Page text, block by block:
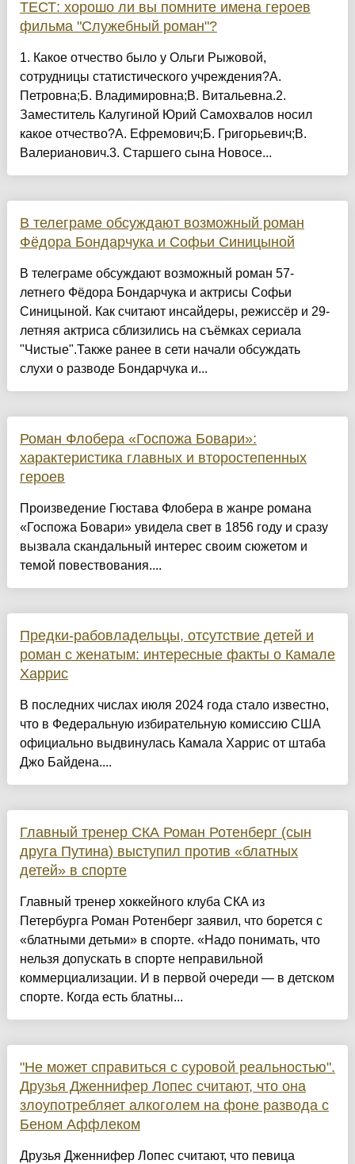
ТЕСТ: хорошо ли вы помните имена героев
фильма "Служебный роман"?
1. Какое отчество было у Ольги Рыжовой,
сотрудницы статистического учреждения?А.
Петровна;Б. Владимировна;В. Витальевна.2.
Заместитель Калугиной Юрий Самохвалов носил
какое отчество?А. Ефремович;Б. Григорьевич;В.
Валерианович.3. Старшего сына Новосе...
В телеграме обсуждают возможный роман
Фёдора Бондарчука и Софьи Синицыной
В телеграме обсуждают возможный роман 57-
летнего Фёдора Бондарчука и актрисы Софьи
Синицыной. Как считают инсайдеры, режиссёр и 29-
летняя актриса сблизились на съёмках сериала
"Чистые".Также ранее в сети начали обсуждать
слухи о разводе Бондарчука и...
Роман Флобера «Госпожа Бовари»:
характеристика главных и второстепенных
героев
Произведение Гюстава Флобера в жанре романа
«Госпожа Бовари» увидела свет в 1856 году и сразу
вызвала скандальный интерес своим сюжетом и
темой повествования....
Предки-рабовладельцы, отсутствие детей и
роман с женатым: интересные факты о Камале
Харрис
В последних числах июля 2024 года стало известно,
что в Федеральную избирательную комиссию США
официально выдвинулась Камала Харрис от штаба
Джо Байдена....
Главный тренер СКА Роман Ротенберг (сын
друга Путина) выступил против «блатных
детей» в спорте
Главный тренер хоккейного клуба СКА из
Петербурга Роман Ротенберг заявил, что борется с
«блатными детьми» в спорте. «Надо понимать, что
нельзя допускать в спорте неправильной
коммерциализации. И в первой очереди — в детском
спорте. Когда есть блатны...
"Не может справиться с суровой реальностью".
Друзья Дженнифер Лопес считают, что она
злоупотребляет алкоголем на фоне развода с
Беном Аффлеком
Друзья Дженнифер Лопес считают, что певица